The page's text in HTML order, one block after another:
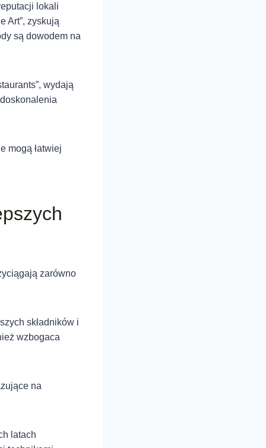
lokali
Art”, zyskują
są dowodem na
wydają
mogą łatwiej
zarówno
składników i
wzbogaca
na
latach